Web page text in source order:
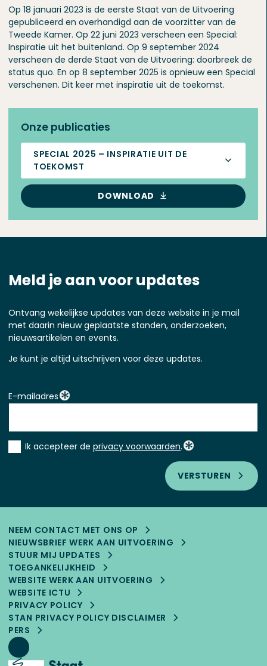
Op 18 januari 2023 is de eerste Staat van de Uitvoering
gepubliceerd en overhandigd aan de voorzitter van de
Tweede Kamer. Op 22 juni 2023 verscheen een Special:
Inspiratie uit het buitenland. Op 9 september 2024
verscheen de derde Staat van de Uitvoering: doorbreek de
status quo. En op 8 september 2025 is opnieuw een Special
verschenen. Dit keer met inspiratie uit de toekomst.
Onze publicaties
SPECIAL 2025 – INSPIRATIE UIT DE
TOEKOMST
DOWNLOAD
Meld je aan voor updates
Ontvang wekelijkse updates van deze website in je mail
met daarin nieuw geplaatste standen, onderzoeken,
nieuwsartikelen en events.
Je kunt je altijd uitschrijven voor deze updates.
E-mailadres
Instemming
Ik accepteer de privacy voorwaarden.
VERSTUREN
NEEM CONTACT MET ONS OP
NIEUWSBRIEF WERK AAN UITVOERING
STUUR MIJ UPDATES
TOEGANKELIJK­HEID
WEBSITE WERK AAN UITVOERING
WEBSITE ICTU
PRIVACY POLICY
STAN PRIVACY POLICY DISCLAIMER
PERS